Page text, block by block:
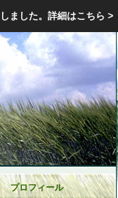
ました。 詳細はこちら >
プロフィール